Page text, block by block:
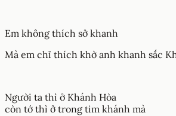
Em không thích sở khanh
Mà em chỉ thích khờ anh khanh sắc
Người ta thì ở Khánh Hòa
còn tớ thì ở trong tim khánh mà